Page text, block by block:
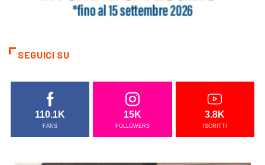
SEGUICI SU
110.1K
FANS
15K
FOLLOWERS
3.8K
ISCRITTI